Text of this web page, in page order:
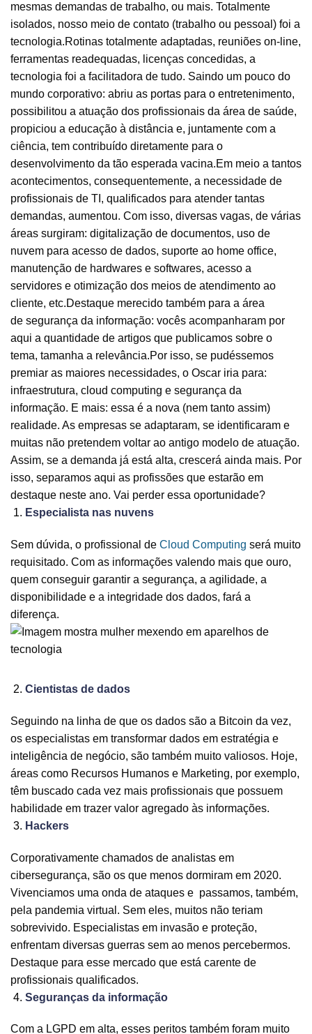
mesmas demandas de trabalho, ou mais. Totalmente
isolados, nosso meio de contato (trabalho ou pessoal) foi a
tecnologia.Rotinas totalmente adaptadas, reuniões on-line,
ferramentas readequadas, licenças concedidas, a
tecnologia foi a facilitadora de tudo. Saindo um pouco do
mundo corporativo: abriu as portas para o entretenimento,
possibilitou a atuação dos profissionais da área de saúde,
propiciou a educação à distância e, juntamente com a
ciência, tem contribuído diretamente para o
desenvolvimento da tão esperada vacina.Em meio a tantos
acontecimentos, consequentemente, a necessidade de
profissionais de TI, qualificados para atender tantas
demandas, aumentou. Com isso, diversas vagas, de várias
áreas surgiram: digitalização de documentos, uso de
nuvem para acesso de dados, suporte ao home office,
manutenção de hardwares e softwares, acesso a
servidores e otimização dos meios de atendimento ao
cliente, etc.Destaque merecido também para a área
de segurança da informação: vocês acompanharam por
aqui a quantidade de artigos que publicamos sobre o
tema, tamanha a relevância.Por isso, se pudéssemos
premiar as maiores necessidades, o Oscar iria para:
infraestrutura, cloud computing e segurança da
informação. E mais: essa é a nova (nem tanto assim)
realidade. As empresas se adaptaram, se identificaram e
muitas não pretendem voltar ao antigo modelo de atuação.
Assim, se a demanda já está alta, crescerá ainda mais. Por
isso, separamos aqui as profissões que estarão em
destaque neste ano. Vai perder essa oportunidade?
Especialista nas nuvens
Sem dúvida, o profissional de Cloud Computing será muito
requisitado. Com as informações valendo mais que ouro,
quem conseguir garantir a segurança, a agilidade, a
disponibilidade e a integridade dos dados, fará a
diferença.
Cientistas de dados
Seguindo na linha de que os dados são a Bitcoin da vez,
os especialistas em transformar dados em estratégia e
inteligência de negócio, são também muito valiosos. Hoje,
áreas como Recursos Humanos e Marketing, por exemplo,
têm buscado cada vez mais profissionais que possuem
habilidade em trazer valor agregado às informações.
Hackers
Corporativamente chamados de analistas em
cibersegurança, são os que menos dormiram em 2020.
Vivenciamos uma onda de ataques e passamos, também,
pela pandemia virtual. Sem eles, muitos não teriam
sobrevivido. Especialistas em invasão e proteção,
enfrentam diversas guerras sem ao menos percebermos.
Destaque para esse mercado que está carente de
profissionais qualificados.
Seguranças da informação
Com a LGPD em alta, esses peritos também foram muito